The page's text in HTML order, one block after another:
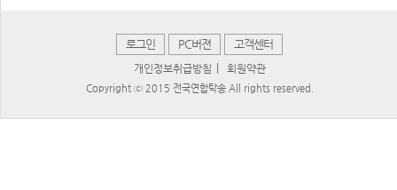
로그인 PC버젼 고객센터
개인정보취급방침 회원약관
Copyright ⓒ 2015 전국연합탁송 All rights reserved.